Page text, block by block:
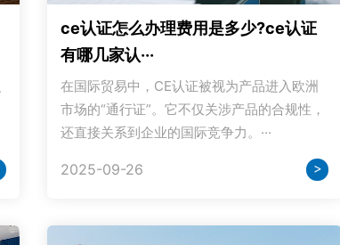
ce认证怎么办理费用是多少?ce认证
有哪几家认···
在国际贸易中，CE认证被视为产品进入欧洲
市场的“通行证”。它不仅关涉产品的合规性，
还直接关系到企业的国际竞争力。···
2025-09-26 >